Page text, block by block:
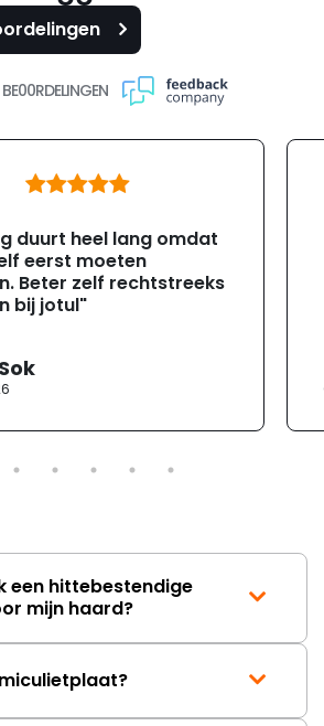
duurt heel lang omdat
eerst moeten
Beter zelf rechtstreeks
bij jotul"
een hittebestendige
mijn haard?